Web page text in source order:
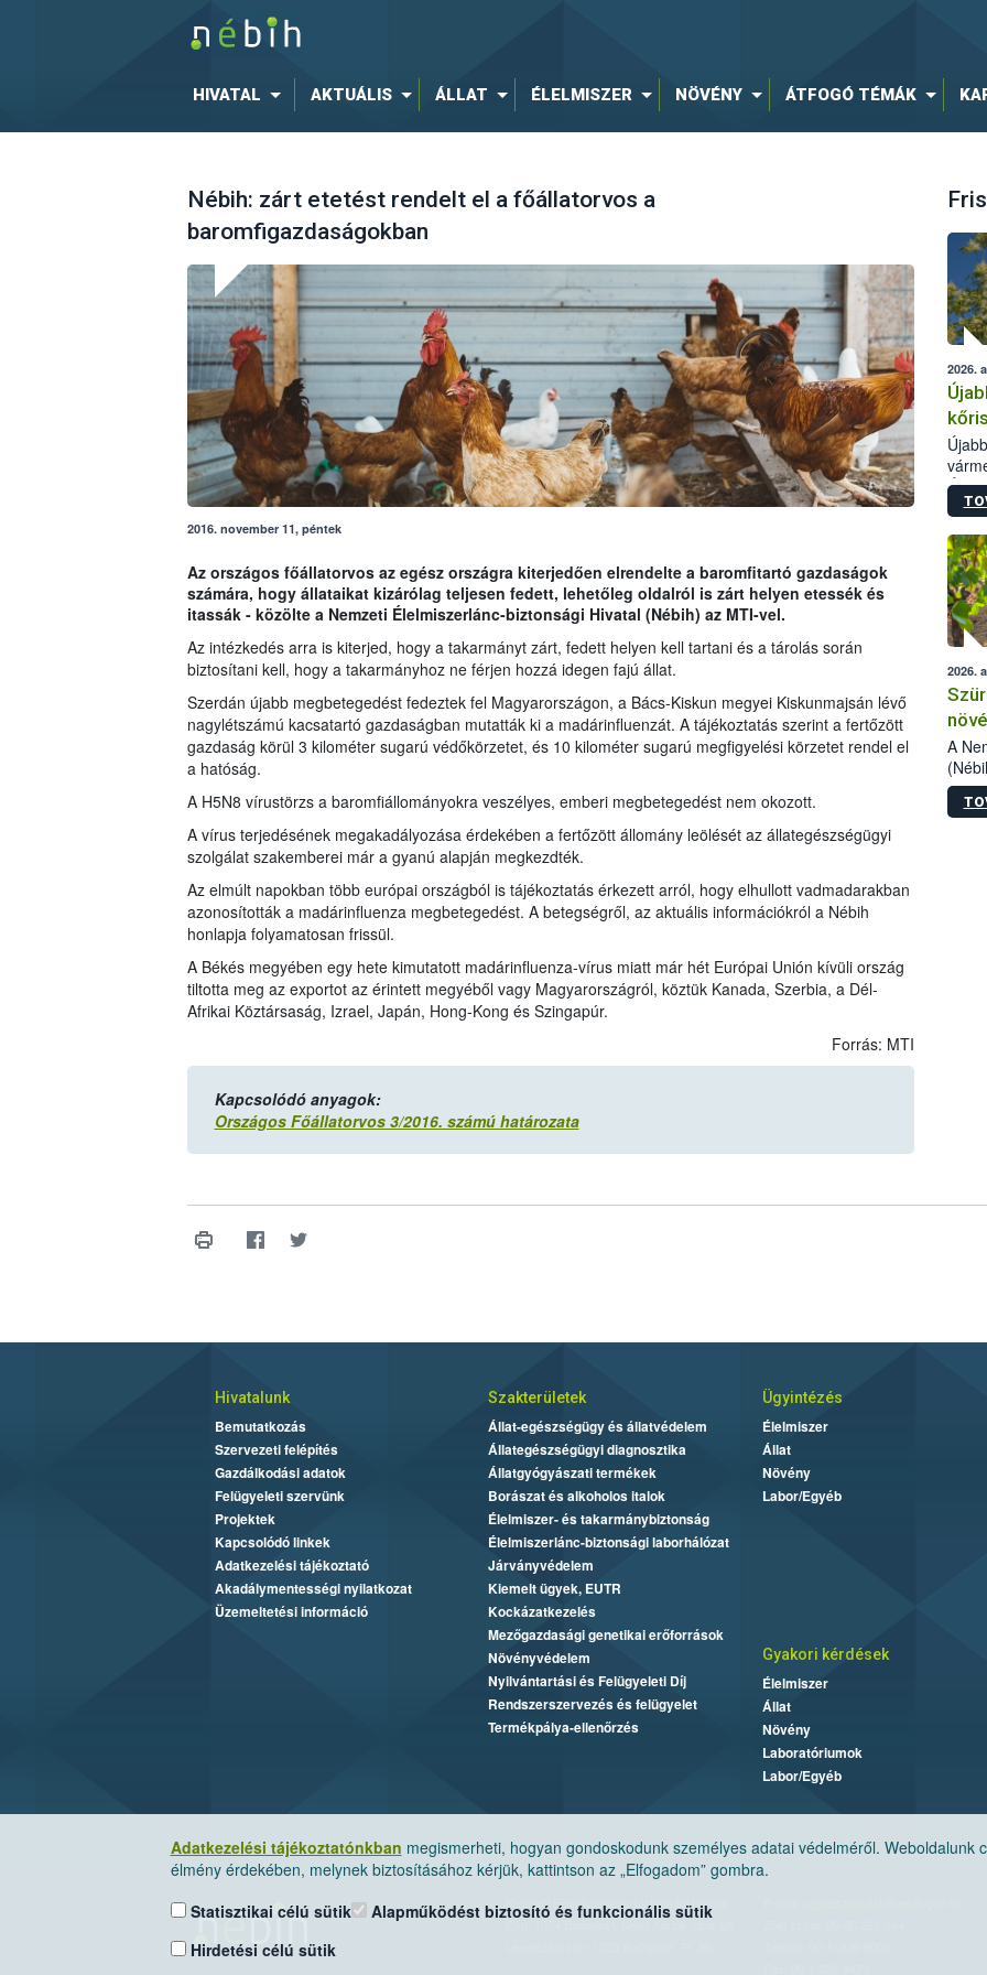
HIVATAL AKTUÁLIS ÁLLAT ÉLELMISZER NÖVÉNY ÁTFOGÓ TÉMÁK
Nébih: zárt etetést rendelt el a főállatorvos a
baromfigazdaságokban
2016. november 11, péntek
Az országos főállatorvos az egész országra kiterjedően elrendelte a baromfitartó gazdaságok
számára, hogy állataikat kizárólag teljesen fedett, lehetőleg oldalról is zárt helyen etessék és
itassák - közölte a Nemzeti Élelmiszerlánc-biztonsági Hivatal (Nébih) az MTI-vel.
Az intézkedés arra is kiterjed, hogy a takarmányt zárt, fedett helyen kell tartani és a tárolás során
biztosítani kell, hogy a takarmányhoz ne férjen hozzá idegen fajú állat.
Szerdán újabb megbetegedést fedeztek fel Magyarországon, a Bács-Kiskun megyei Kiskunmajsán lévő
nagylétszámú kacsatartó gazdaságban mutatták ki a madárinfluenzát. A tájékoztatás szerint a fertőzött
gazdaság körül 3 kilométer sugarú védőkörzetet, és 10 kilométer sugarú megfigyelési körzetet rendel el
a hatóság.
A H5N8 vírustörzs a baromfiállományokra veszélyes, emberi megbetegedést nem okozott.
A vírus terjedésének megakadályozása érdekében a fertőzött állomány leölését az állategészségügyi
szolgálat szakemberei már a gyanú alapján megkezdték.
Az elmúlt napokban több európai országból is tájékoztatás érkezett arról, hogy elhullott vadmadarakban
azonosították a madárinfluenza megbetegedést. A betegségről, az aktuális információkról a Nébih
honlapja folyamatosan frissül.
A Békés megyében egy hete kimutatott madárinfluenza-vírus miatt már hét Európai Unión kívüli ország
tiltotta meg az exportot az érintett megyéből vagy Magyarországról, köztük Kanada, Szerbia, a Dél-
Afrikai Köztársaság, Izrael, Japán, Hong-Kong és Szingapúr.
Forrás: MTI
Kapcsolódó anyagok:
Országos Főállatorvos 3/2016. számú határozata
2026.
2026.
A
Adatkezelési tájékoztatónkban megismerheti, hogyan gondoskodunk személyes adatai védelméről. Weboldalunk
élmény érdekében, melynek biztosításához kérjük, kattintson az „Elfogadom” gombra.
Statisztikai célú sütik
Hirdetési célú sütik
Alapműködést biztosító és funkcionális sütik
Hivatalunk
Bemutatkozás
Szervezeti felépítés
Gazdálkodási adatok
Felügyeleti szervünk
Projektek
Kapcsolódó linkek
Adatkezelési tájékoztató
Akadálymentességi nyilatkozat
Üzemeltetési információ
Szakterületek
Állat-egészségügy és állatvédelem
Állategészségügyi diagnosztika
Állatgyógyászati termékek
Borászat és alkoholos italok
Élelmiszer- és takarmánybiztonság
Élelmiszerlánc-biztonsági laborhálózat
Járványvédelem
Kiemelt ügyek, EUTR
Kockázatkezelés
Mezőgazdasági genetikai erőforrások
Növényvédelem
Nyilvántartási és Felügyeleti Díj
Rendszerszervezés és felügyelet
Termékpálya-ellenőrzés
Ügyintézés
Élelmiszer
Állat
Növény
Labor/Egyéb
Gyakori kérdések
Élelmiszer
Állat
Növény
Laboratóriumok
Labor/Egyéb
Nemzeti Élelmiszerlánc-biztonsági Hivatal